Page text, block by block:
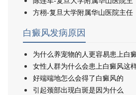
方栩-复旦大学附属华山医院主任
白癜风发病原因
为什么养宠物的人更容易患上白
女性人群为什么会患上白癜风这
好端端地怎么会得了白癜风的
引起颈部出现白斑是因为什么